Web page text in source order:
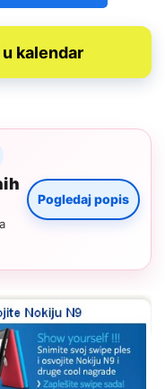
kalendar
Pogledaj popis